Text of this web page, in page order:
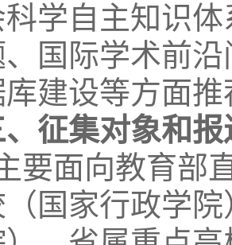
科学自主知识
、国际学术前
库建设等方面
、征集对象和
要面向教育部
（国家行政学